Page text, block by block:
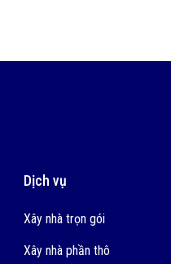
Dịch vụ
Xây nhà trọn gói
Xây nhà phần thô